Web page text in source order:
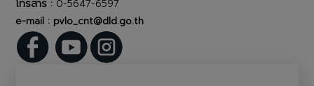
โทรสาร : 0-5647-6597
e-mail : pvlo_cnt@dld.go.th